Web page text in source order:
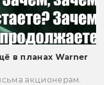
в планах Warner
акционерам.